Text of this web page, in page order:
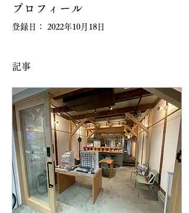
プロフィール
登録日： 2022年10月18日
記事